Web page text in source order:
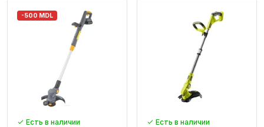
-500 MDL
Есть в наличии Есть в наличии